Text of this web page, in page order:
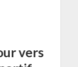
vers